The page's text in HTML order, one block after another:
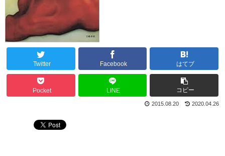
Twitter Facebook はてブ
Pocket LINE コピー
2020.04.26
2015.08.20